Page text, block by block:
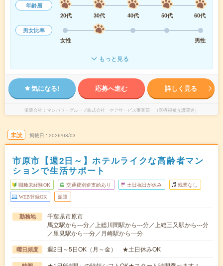
年齢層
20代
30代 40代 50代
60代
男女比率
女性
男性
もっと見る
気になる! 応募へ進む 詳しく見る
派遣会社 マンパワーグループ株式会社 ケアサービス事業部 （医療福祉介護関連）
未読 掲載日 2026/08/03
市原市【週2日～】ホテルライクな高齢者マン
ションで生活サポート
職種未経験OK 交通費別途支給あり 土日祝日が休み 残業なし
WEB登録OK 派遣
勤務地
千葉県市原市
馬立駅から---分／上総川間駅から---分／上総三又駅から---分
／里見駅から---分／月崎駅から---分
曜日頻度 週2日～5日OK（月～金） ★土日休みOK